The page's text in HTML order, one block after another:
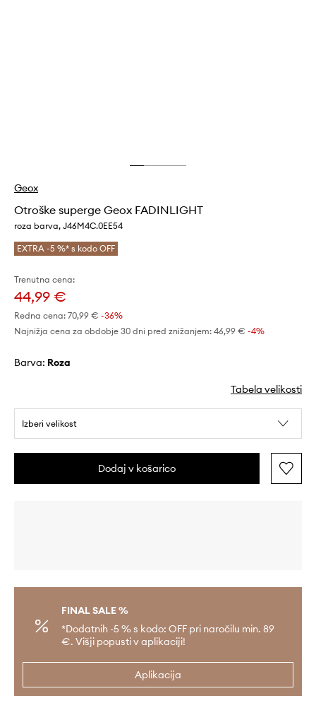
Geox
Otroške superge Geox FADINLIGHT
roza barva, J46M4C.0EE54
EXTRA -5 %* s kodo OFF
Trenutna cena:
44,99 €
Redna cena: 70,99 € -36%
Najnižja cena za obdobje 30 dni pred znižanjem: 46,99 € -4%
Barva: roza
Tabela velikosti
Izberi velikost
Dodaj v košarico
FINAL SALE %
*Dodatnih -5 % s kodo: OFF pri naročilu min. 89
€. Višji popusti v aplikaciji!
Aplikacija